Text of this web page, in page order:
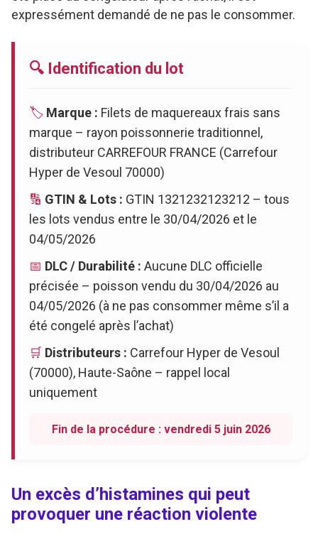
expressément demandé de ne pas le consommer.
🔍 Identification du lot
🏷️ Marque : Filets de maquereaux frais sans
marque – rayon poissonnerie traditionnel,
distributeur CARREFOUR FRANCE (Carrefour
Hyper de Vesoul 70000)
🔢 GTIN & Lots : GTIN 1321232123212 – tous
les lots vendus entre le 30/04/2026 et le
04/05/2026
📅 DLC / Durabilité : Aucune DLC officielle
précisée – poisson vendu du 30/04/2026 au
04/05/2026 (à ne pas consommer même s’il a
été congelé après l’achat)
🛒 Distributeurs : Carrefour Hyper de Vesoul
(70000), Haute-Saône – rappel local
uniquement
Fin de la procédure : vendredi 5 juin 2026
Un excès d’histamines qui peut
provoquer une réaction violente